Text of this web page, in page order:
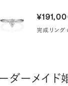
完成リング
ダーメイ